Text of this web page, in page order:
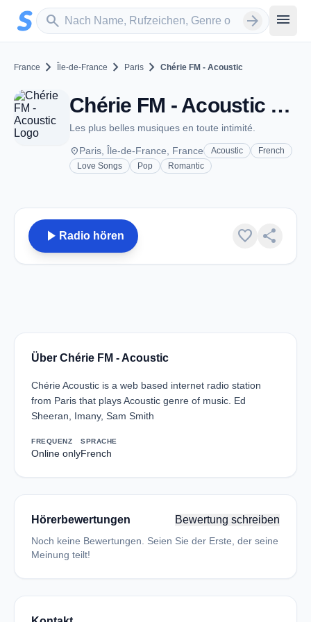
Zum Hauptinhalt springen
search
Sender suchen arrow_forward menu
France chevron_right Île-de-France chevron_right Paris chevron_right Chérie FM - Acoustic
Chérie FM - Acoustic - Paris
Les plus belles musiques en toute intimité.
placeParis, Île-de-France, France Acoustic
French
Love Songs
Pop Romantic
play_arrow Radio hören favorite share
Über Chérie FM - Acoustic
Chérie Acoustic is a web based internet radio station
from Paris that plays Acoustic genre of music. Ed
Sheeran, Imany, Sam Smith
FREQUENZ
Online only
SPRACHE
French
Hörerbewertungen Bewertung schreiben
Noch keine Bewertungen. Seien Sie der Erste, der seine
Meinung teilt!